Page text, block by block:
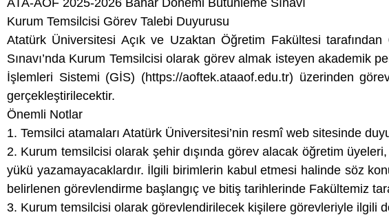
ATA-AÖF 2025-2026 Bahar Dönemi Bütünleme Sınavı
Kurum Temsilcisi Görev Talebi Duyurusu
Atatürk Üniversitesi Açık ve Uzaktan Öğretim Fakültesi
Sınavı’nda Kurum Temsilcisi olarak görev almak isteyen akademik
İşlemleri Sistemi (GİS) (https://aoftek.ataaof.edu.tr) üzerinden
gerçekleştirilecektir.
Önemli Notlar
1. Temsilci atamaları Atatürk Üniversitesi’nin resmî web sitesinde
2. Kurum temsilcisi olarak şehir dışında görev alacak öğretim
yükü yazamayacaklardır. İlgili birimlerin kabul etmesi halinde söz
belirlenen görevlendirme başlangıç ve bitiş tarihlerinde Fakültemiz
3. Kurum temsilcisi olarak görevlendirilecek kişilere görevleriyle ilgili